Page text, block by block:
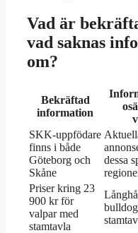
Vad är
vad saknas
om?
Bekräftad
information
SKK-uppfödare
finns i både
Göteborg och
Skåne
dessa
Priser kring 23
900 kr för
valpar med
stamtavla